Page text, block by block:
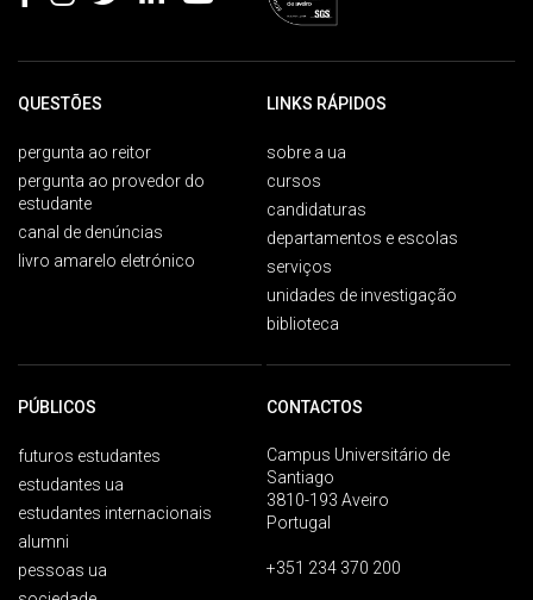
QUESTÕES
pergunta ao reitor
pergunta ao provedor do
estudante
canal de denúncias
livro amarelo eletrónico
LINKS RÁPIDOS
sobre a ua
cursos
candidaturas
departamentos e escolas
serviços
unidades de investigação
biblioteca
PÚBLICOS
futuros estudantes
estudantes ua
estudantes internacionais
alumni
pessoas ua
CONTACTOS
Campus Universitário de
Santiago
3810-193 Aveiro
Portugal
+351 234 370 200